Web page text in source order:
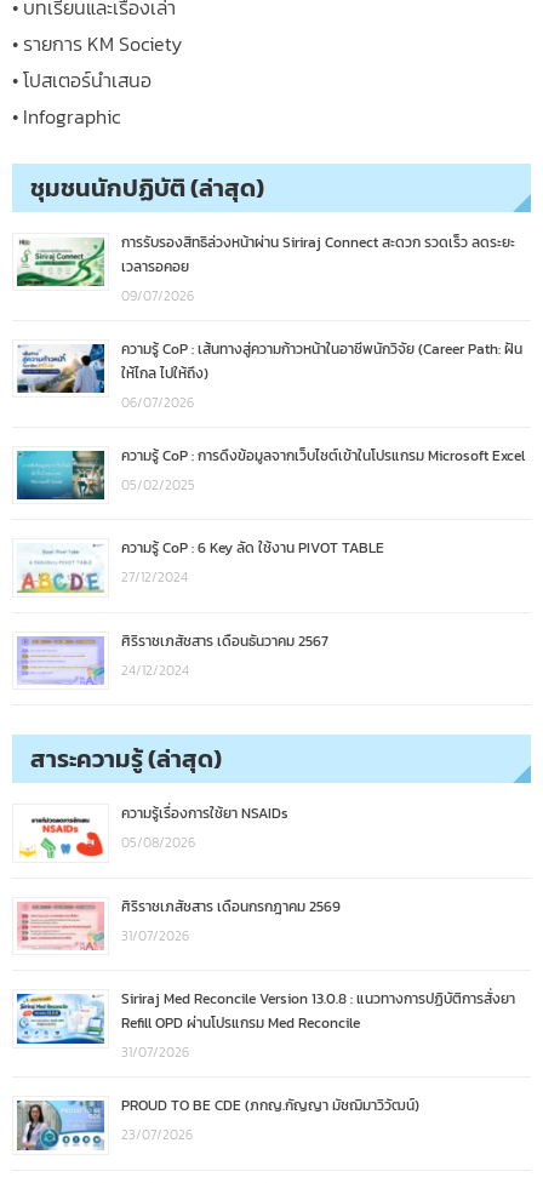
• บทเรียนและเรื่องเล่า
• รายการ KM Society
• โปสเตอร์นำเสนอ
• Infographic
ชุมชนนักปฏิบัติ (ล่าสุด)
การรับรองสิทธิล่วงหน้าผ่าน Siriraj Connect สะดวก รวดเร็ว ลดระยะ
เวลารอคอย
09/07/2026
ความรู้ CoP : เส้นทางสู่ความก้าวหน้าในอาชีพนักวิจัย (Career Path: ฝัน
ให้ไกล ไปให้ถึง)
06/07/2026
ความรู้ CoP : การดึงข้อมูลจากเว็บไซต์เข้าในโปรแกรม Microsoft Excel
05/02/2025
ความรู้ CoP : 6 Key ลัด ใช้งาน PIVOT TABLE
27/12/2024
ศิริราชเภสัชสาร เดือนธันวาคม 2567
24/12/2024
สาระความรู้ (ล่าสุด)
ความรู้เรื่องการใช้ยา NSAIDs
05/08/2026
ศิริราชเภสัชสาร เดือนกรกฎาคม 2569
31/07/2026
Siriraj Med Reconcile Version 13.0.8 : แนวทางการปฏิบัติการสั่งยา
Refill OPD ผ่านโปรแกรม Med Reconcile
31/07/2026
PROUD TO BE CDE (ภกญ.กัญญา มัชฌิมาวิวัฒน์)
23/07/2026